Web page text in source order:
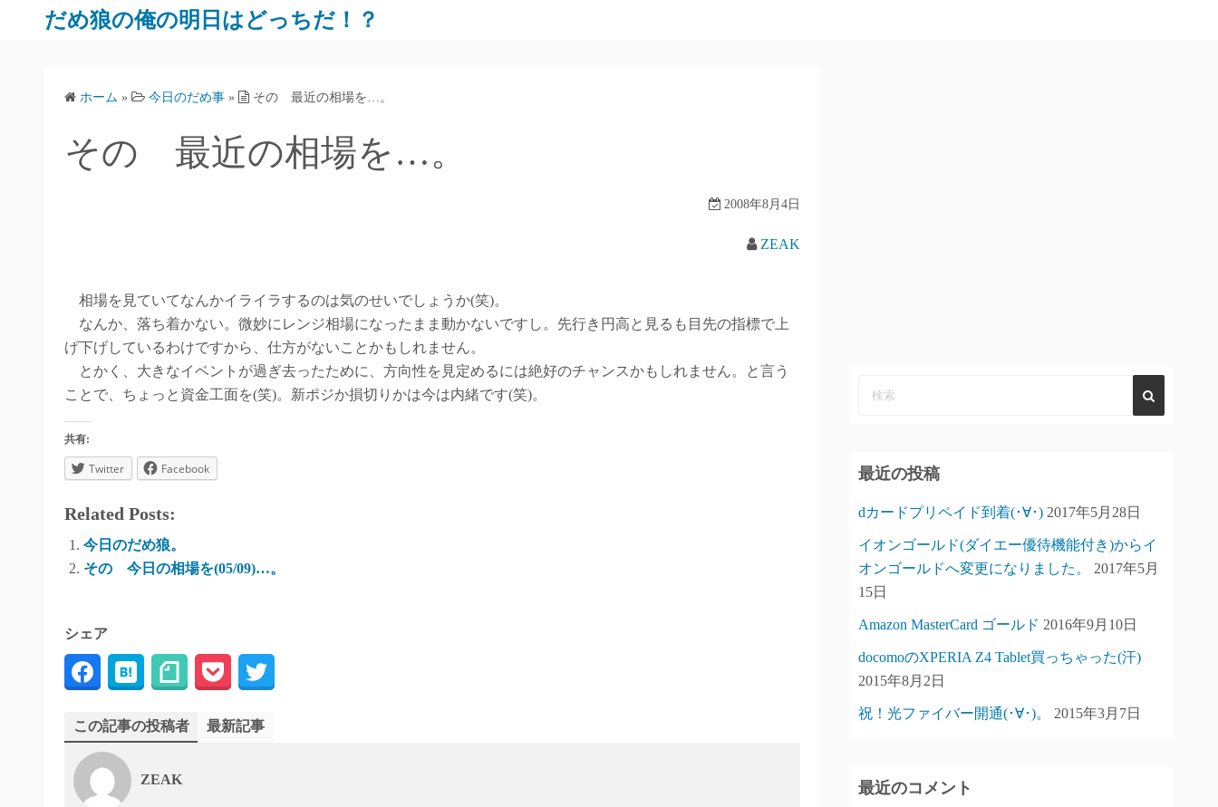
だめ狼の俺の明日はどっちだ！？
ホーム » 今日のだめ事 » その 最近の相場を…。
その 最近の相場を…。
2008年8月4日
ZEAK
相場を見ていてなんかイライラするのは気のせいでしょうか(笑)。
なんか、落ち着かない。微妙にレンジ相場になったまま動かないですし。先行き円高と見るも目先の指標で上
げ下げしているわけですから、仕方がないことかもしれません。
とかく、大きなイベントが過ぎ去ったために、方向性を見定めるには絶好のチャンスかもしれません。と言う
ことで、ちょっと資金工面を(笑)。新ポジか損切りかは今は内緒です(笑)。
共有:
Twitter Facebook
Related Posts:
今日のだめ狼。
その 今日の相場を(05/09)…。
シェア
この記事の投稿者 最新記事
ZEAK
最近の投稿
dカードプリペイド到着(･∀･) 2017年5月28日
イオンゴールド(ダイエー優待機能付き)からイ
オンゴールドへ変更になりました。
2017年5月
15日
Amazon MasterCard ゴールド 2016年9月10日
docomoのXPERIA Z4 Tablet買っちゃった(汗)
2015年8月2日
祝！光ファイバー開通(･∀･)。 2015年3月7日
最近のコメント